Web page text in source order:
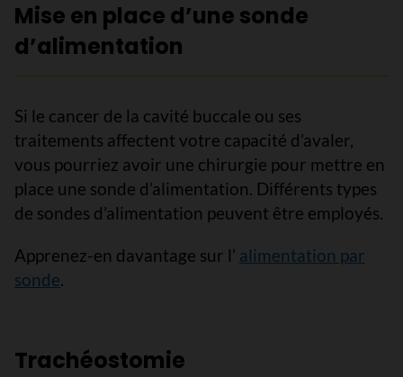
Mise en place d’une sonde
d’alimentation
Si le cancer de la cavité buccale ou ses
traitements affectent votre capacité d’avaler,
vous pourriez avoir une chirurgie pour mettre en
place une sonde d’alimentation. Différents types
de sondes d’alimentation peuvent être employés.
Apprenez-en davantage sur l’ alimentation par
sonde.
Trachéostomie